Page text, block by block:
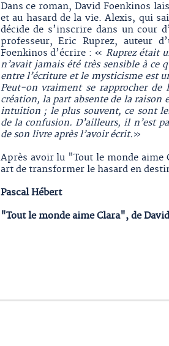
Dans ce roman, David Foenkinos
et au hasard de la vie. Alexis, qui
décide de s’inscrire dans un cour
professeur, Eric Ruprez, auteur
Foenkinos d’écrire : « Ruprez était
n’avait jamais été très sensible à
entre l’écriture et le mysticisme est
Peut-on vraiment se rapprocher de
création, la part absente de la raison
intuition ; le plus souvent, ce sont
de la confusion. D’ailleurs, il n’est
de son livre après l’avoir écrit.»
Après avoir lu "Tout le monde aime
art de transformer le hasard en
Pascal Hébert
"Tout le monde aime Clara", de